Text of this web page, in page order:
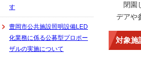
閉園
デアや
対象施
す
豊岡市公共施設照明設備LED
化業務に係る公募型プロポー
ザルの実施について